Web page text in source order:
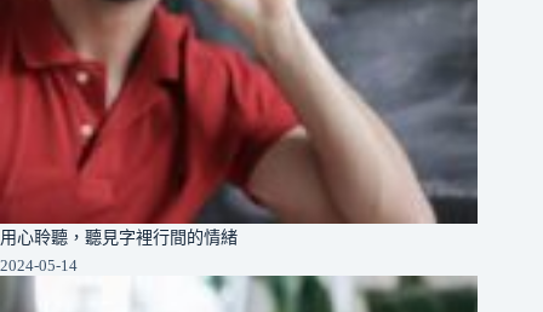
用心聆聽，聽見字裡行間的情緒
2024-05-14